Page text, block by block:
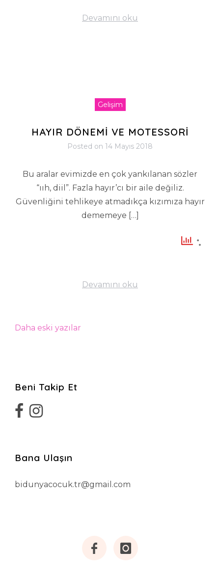
Devamını oku
Gelişim
HAYIR DÖNEMİ VE MOTESSORİ
Posted on 14 Mayıs 2018
Bu aralar evimizde en çok yankılanan sözler
“ııh, diil”. Fazla hayır’cı bir aile değiliz.
Güvenliğini tehlikeye atmadıkça kızımıza hayır
dememeye […]
Devamını oku
Yazı
Daha eski yazılar
Beni Takip Et
Bana Ulaşın
bidunyacocuk.tr@gmail.com
FacebookInstagram